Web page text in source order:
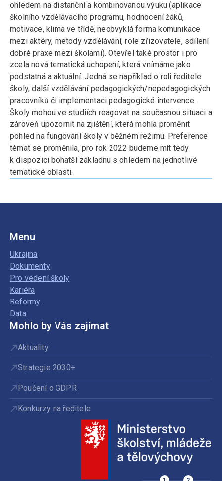
ohledem na distanční a kombinovanou výuku (aplikace
školního vzdělávacího programu, hodnocení žáků,
motivace, klima ve třídě, neobvyklá forma komunikace
mezi aktéry, metody vzdělávání, role zřizovatele, sdílení
dobré praxe mezi školami). Otevřel také prostor i pro
zcela nová tematická uchopení, která vnímáme jako
podstatná a aktuální. Jedná se například o roli ředitele
školy, další vzdělávání pedagogických/nepedagogických
pracovníků či implementaci pedagogické intervence.
Školy mohou ve studiích reagovat na současnou situaci a
zároveň upozornit na zjištění, která mohla proměnit
pohled na fungování školy v běžném režimu. Preference
témat se proměnila, pro rok 2022 budeme mít tedy
k dispozici bohatší základnu s ohledem na jednotlivé
tematické oblasti.
Menu
Ukrajina
Dokumenty
Pro vedení školy
Kariéra
Reformy
Data
Mohlo by Vás zajímat
Aktuality
Strategie 2030+
Poučení o GDPR
Konkurzy na ředitele